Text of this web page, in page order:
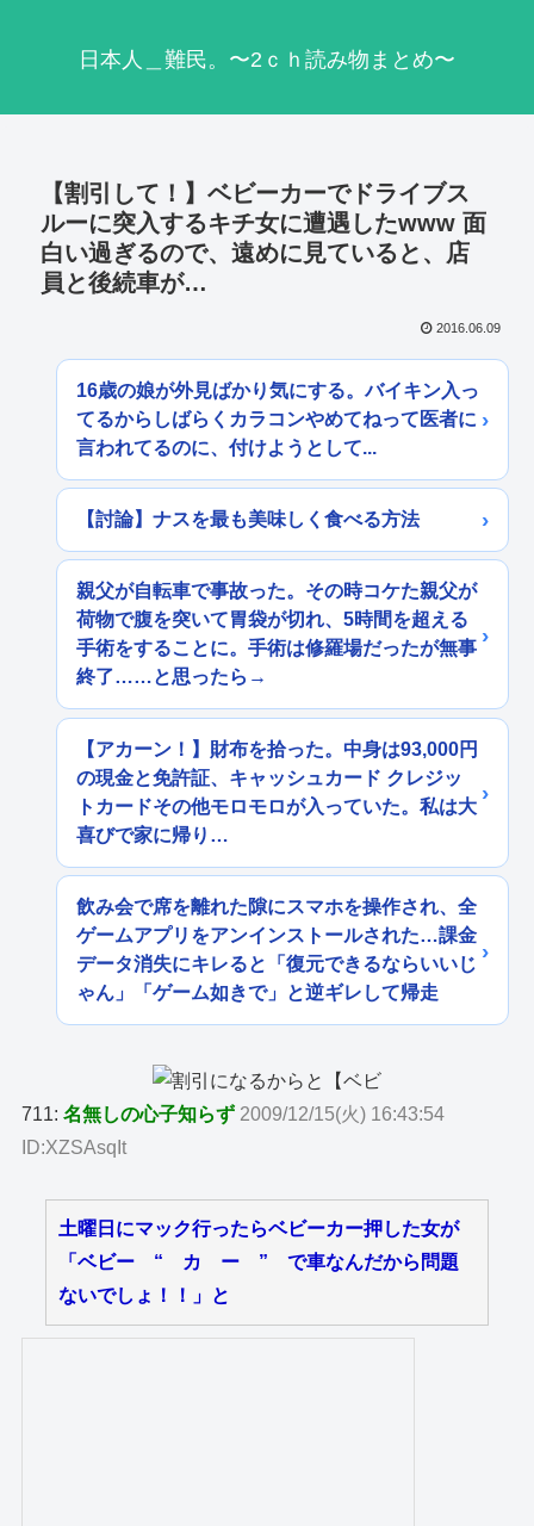
日本人＿難民。〜2ｃｈ読み物まとめ〜
【割引して！】ベビーカーでドライブス
ルーに突入するキチ女に遭遇したwww 面
白い過ぎるので、遠めに見ていると、店
員と後続車が…
2016.06.09
16歳の娘が外見ばかり気にする。バイキン入っ
てるからしばらくカラコンやめてねって医者に
言われてるのに、付けようとして...
【討論】ナスを最も美味しく食べる方法
親父が自転車で事故った。その時コケた親父が
荷物で腹を突いて胃袋が切れ、5時間を超える
手術をすることに。手術は修羅場だったが無事
終了……と思ったら→
【アカーン！】財布を拾った。中身は93,000円
の現金と免許証、キャッシュカード クレジッ
トカードその他モロモロが入っていた。私は大
喜びで家に帰り…
飲み会で席を離れた隙にスマホを操作され、全
ゲームアプリをアンインストールされた…課金
データ消失にキレると「復元できるならいいじ
ゃん」「ゲーム如きで」と逆ギレして帰走
711:名無しの心子知らず 2009/12/15(火) 16:43:54
ID:XZSAsqIt
土曜日にマック行ったらベビーカー押した女が
「ベビー “ カ ー ” で車なんだから問題
ないでしょ！！」と